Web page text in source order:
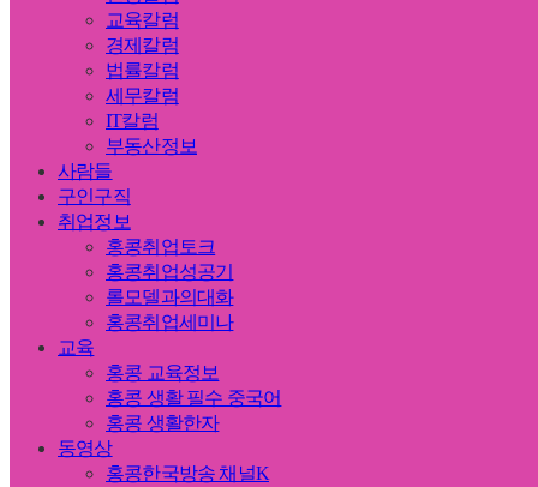
교육칼럼
경제칼럼
법률칼럼
세무칼럼
IT칼럼
부동산정보
사람들
구인구직
취업정보
홍콩취업토크
홍콩취업성공기
롤모델과의대화
홍콩취업세미나
교육
홍콩 교육정보
홍콩 생활 필수 중국어
홍콩 생활한자
동영상
홍콩한국방송 채널K